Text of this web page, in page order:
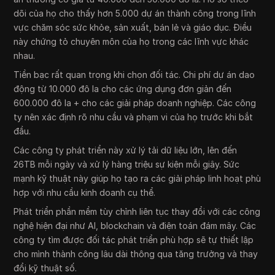
dõi của họ cho thấy hơn 5.000 dự án thành công trong lĩnh
vực chăm sóc sức khỏe, sản xuất, bán lẻ và giáo dục. Điều
này chứng tỏ chuyên môn của họ trong các lĩnh vực khác
nhau.
Tiền bạc rất quan trọng khi chọn đối tác. Chi phí dự án dao
động từ 10.000 đô la cho các ứng dụng đơn giản đến
600.000 đô la + cho các giải pháp doanh nghiệp. Các công
ty nên xác định rõ nhu cầu và phạm vi của họ trước khi bắt
đầu.
Các công ty phát triển này xử lý tải dữ liệu lớn, lên đến
26TB mỗi ngày và xử lý hàng triệu sự kiện mỗi giây. Sức
mạnh kỹ thuật này giúp họ tạo ra các giải pháp linh hoạt phù
hợp với nhu cầu kinh doanh cụ thể.
Phát triển phần mềm tùy chỉnh liên tục thay đổi với các công
nghệ hiện đại như AI, blockchain và điện toán đám mây. Các
công ty tìm được đối tác phát triển phù hợp sẽ tự thiết lập
cho mình thành công lâu dài thông qua tăng trưởng và thay
đổi kỹ thuật số.